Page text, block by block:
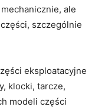
ale
szczególnie
eksploatacyjne
klocki, tarcze,
modeli części